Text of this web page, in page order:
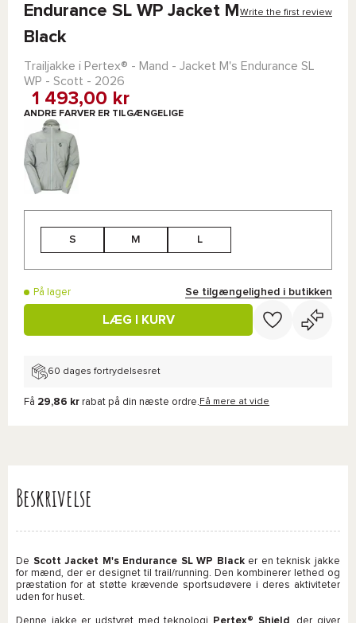
Endurance SL WP Jacket M
Black
Write the first review
Trailjakke i Pertex® - Mand - Jacket M's Endurance SL
WP - Scott - 2026
1 493,00 kr
ANDRE FARVER ER TILGÆNGELIGE
S M L
På lager Se tilgængelighed i butikken
LÆG I KURV
60 dages fortrydelsesret
Få 29,86 kr rabat på din næste ordre. Få mere at vide
Beskrivelse
De Scott Jacket M's Endurance SL WP Blacker en teknisk jakke
for mænd, der er designet til trail/running. Den kombinerer lethed og
præstation for at støtte krævende sportsudøvere i deres aktiviteter
uden for huset.
Denne jakke er udstyret med teknologi Pertex® Shield , der giver